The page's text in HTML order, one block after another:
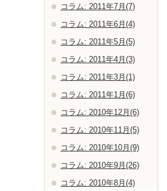
コラム: 2011年7月(7)
コラム: 2011年6月(4)
コラム: 2011年5月(5)
コラム: 2011年4月(3)
コラム: 2011年3月(1)
コラム: 2011年1月(6)
コラム: 2010年12月(6)
コラム: 2010年11月(5)
コラム: 2010年10月(9)
コラム: 2010年9月(26)
コラム: 2010年8月(4)